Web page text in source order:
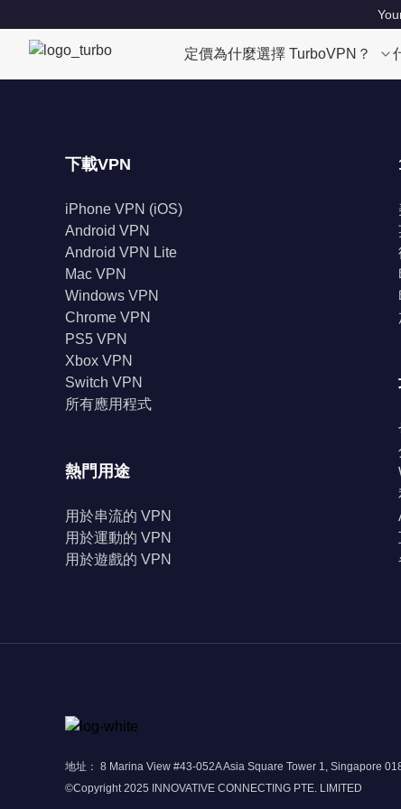
定價為什麼選擇 TurboVPN？
下載VPN
iPhone VPN (iOS)
Android VPN
Android VPN Lite
Mac VPN
Windows VPN
Chrome VPN
PS5 VPN
Xbox VPN
Switch VPN
所有應用程式
熱門用途
用於串流的 VPN
用於運動的 VPN
用於遊戲的 VPN
地址： 8 Marina View #43-052A Asia Square Tower 1, Singapore
©Copyright 2025 INNOVATIVE CONNECTING PTE. LIMITED